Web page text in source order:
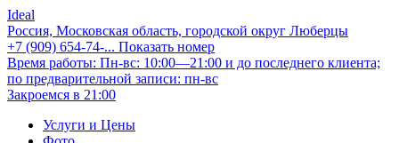
Ideal
Россия, Московская область, городской округ Люберцы
+7 (909) 654-74-... Показать номер
Время работы: Пн-вс: 10:00—21:00 и до последнего клиента;
по предварительной записи: пн-вс
Закроемся в 21:00
Услуги и Цены